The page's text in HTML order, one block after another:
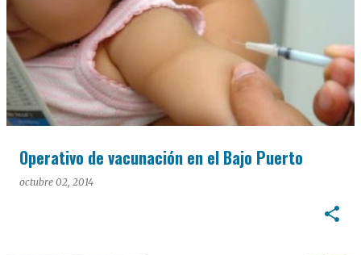
Operativo de vacunación en el Bajo Puerto
octubre 02, 2014